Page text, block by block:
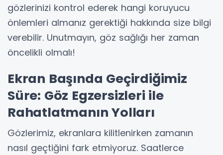
gözlerinizi kontrol ederek hangi koruyucu
önlemleri almanız gerektiği hakkında size bilgi
verebilir. Unutmayın, göz sağlığı her zaman
öncelikli olmalı!
Ekran Başında Geçirdiğimiz
Süre: Göz Egzersizleri ile
Rahatlatmanın Yolları
Gözlerimiz, ekranlara kilitlenirken zamanın
nasıl geçtiğini fark etmiyoruz. Saatlerce